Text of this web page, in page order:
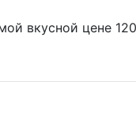
вкусной цене